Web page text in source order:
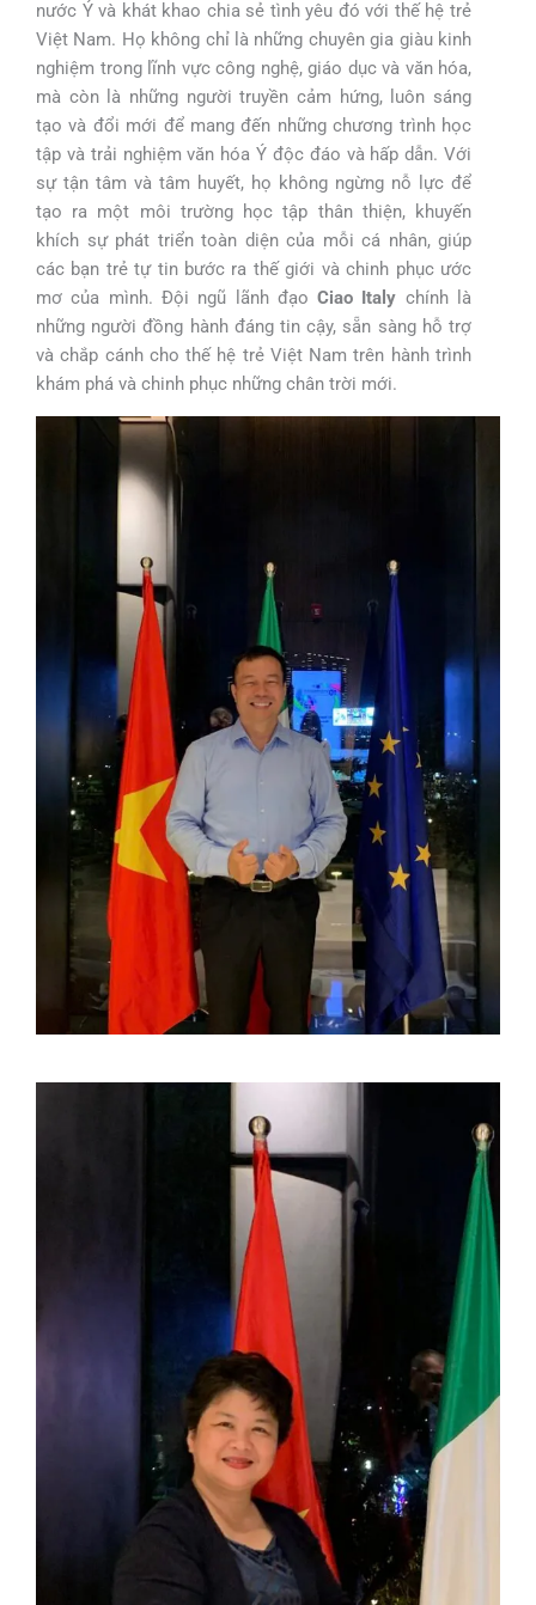
nước Ý và khát khao chia sẻ tình yêu đó với thế hệ trẻ
Việt Nam. Họ không chỉ là những chuyên gia giàu kinh
nghiệm trong lĩnh vực công nghệ, giáo dục và văn hóa,
mà còn là những người truyền cảm hứng, luôn sáng
tạo và đổi mới để mang đến những chương trình học
tập và trải nghiệm văn hóa Ý độc đáo và hấp dẫn. Với
sự tận tâm và tâm huyết, họ không ngừng nỗ lực để
tạo ra một môi trường học tập thân thiện, khuyến
khích sự phát triển toàn diện của mỗi cá nhân, giúp
các bạn trẻ tự tin bước ra thế giới và chinh phục ước
mơ của mình. Đội ngũ lãnh đạoCiao Italy chính là
những người đồng hành đáng tin cậy, sẵn sàng hỗ trợ
và chắp cánh cho thế hệ trẻ Việt Nam trên hành trình
khám phá và chinh phục những chân trời mới.